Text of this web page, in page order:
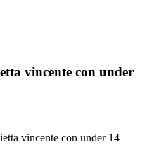
vincente con under
vincente con under 14